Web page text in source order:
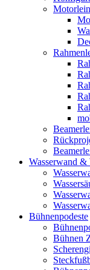
Wasserwand &
Bühnenpodeste
Bühnen